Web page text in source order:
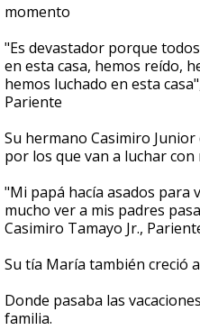
momento
"Es devastador porque
en esta casa, hemos reído,
hemos luchado en esta
Pariente
Su hermano Casimiro
por los que van a luchar con
"Mi papá hacía asados para
mucho ver a mis padres
Casimiro Tamayo Jr.,
Su tía María también creció
Donde pasaba las
familia.